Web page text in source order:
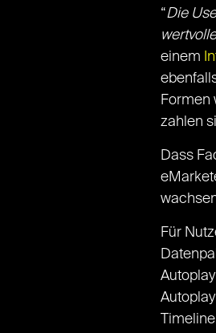
“Die
einem
Formen
zahlen
Dass
Für